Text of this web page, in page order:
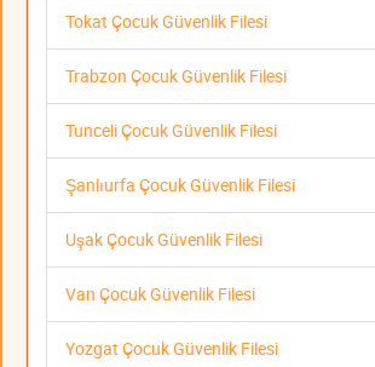
Tokat Çocuk Güvenlik Filesi
Trabzon Çocuk Güvenlik Filesi
Tunceli Çocuk Güvenlik Filesi
Şanlıurfa Çocuk Güvenlik Filesi
Uşak Çocuk Güvenlik Filesi
Van Çocuk Güvenlik Filesi
Yozgat Çocuk Güvenlik Filesi